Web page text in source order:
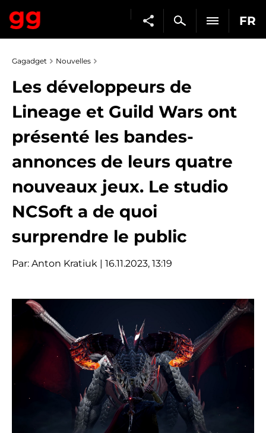
FR
Gagadget Nouvelles
Les développeurs de
Lineage et Guild Wars ont
présenté les bandes-
annonces de leurs quatre
nouveaux jeux. Le studio
NCSoft a de quoi
surprendre le public
Par: Anton Kratiuk | 16.11.2023, 13:19